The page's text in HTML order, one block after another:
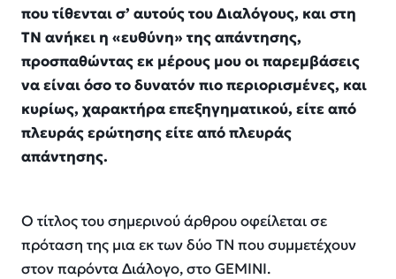
που τίθενται σ’ αυτούς του Διαλόγους, και στη
ΤΝ ανήκει η «ευθύνη» της απάντησης,
προσπαθώντας εκ μέρους μου οι παρεμβάσεις
να είναι όσο το δυνατόν πιο περιορισμένες, και
κυρίως, χαρακτήρα επεξηγηματικού, είτε από
πλευράς ερώτησης είτε από πλευράς
απάντησης.
Ο τίτλος του σημερινού άρθρου οφείλεται σε
πρόταση της μια εκ των δύο ΤΝ που συμμετέχουν
στον παρόντα Διάλογο, στο GEMINI.